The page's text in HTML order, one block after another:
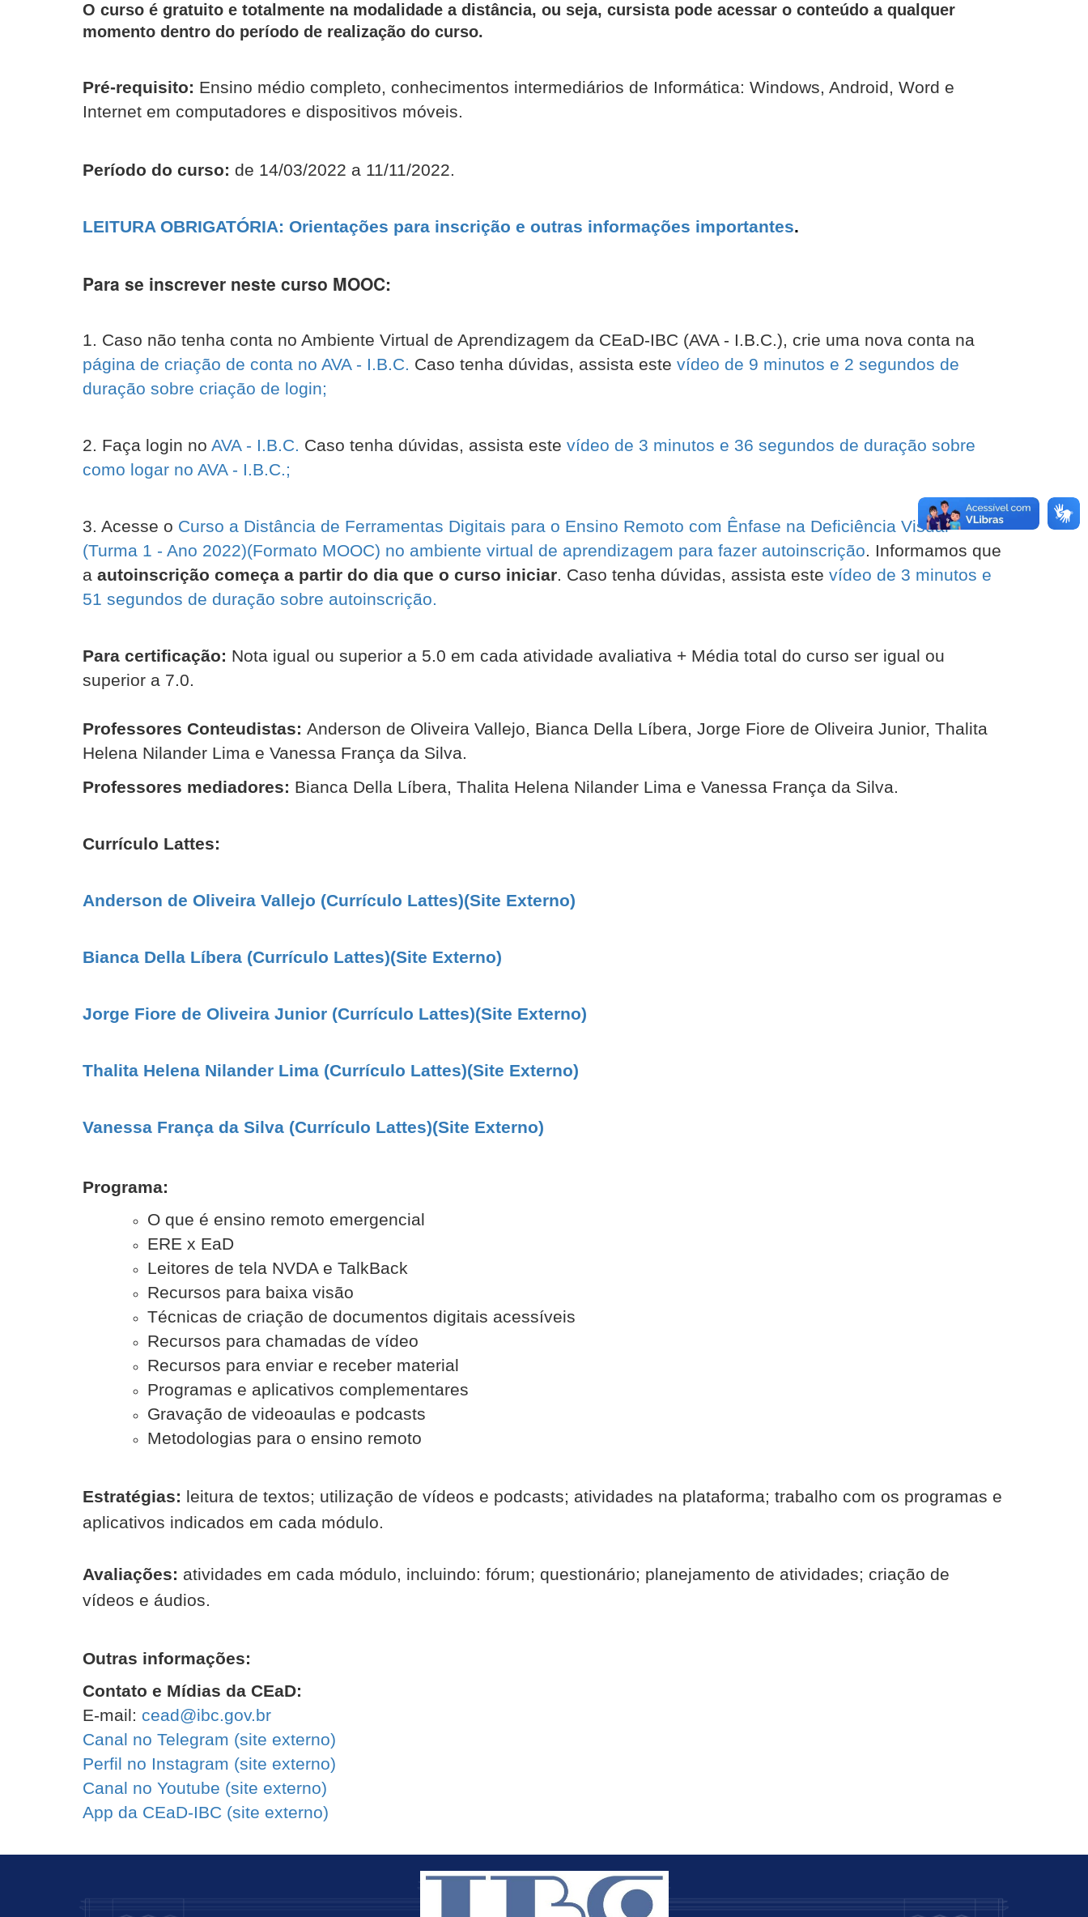
O curso é gratuito e totalmente na modalidade a distância, ou seja, cursista pode acessar o conteúdo a qualquer
momento dentro do período de realização do curso.
Pré-requisito: Ensino médio completo, conhecimentos intermediários de Informática: Windows, Android, Word e
Internet em computadores e dispositivos móveis.
Período do curso: de 14/03/2022 a 11/11/2022.
LEITURA OBRIGATÓRIA: Orientações para inscrição e outras informações importantes.
Para se inscrever neste curso MOOC:
1. Caso não tenha conta no Ambiente Virtual de Aprendizagem da CEaD-IBC (AVA - I.B.C.), crie uma nova conta na
página de criação de conta no AVA - I.B.C. Caso tenha dúvidas, assista este vídeo de 9 minutos e 2 segundos de
duração sobre criação de login;
2. Faça login no AVA - I.B.C. Caso tenha dúvidas, assista este vídeo de 3 minutos e 36 segundos de duração sobre
como logar no AVA - I.B.C.;
3. Acesse o Curso a Distância de Ferramentas Digitais para o Ensino Remoto com Ênfase na Deficiência Visual
(Turma 1 - Ano 2022)(Formato MOOC) no ambiente virtual de aprendizagem para fazer autoinscrição. Informamos que
a autoinscrição começa a partir do dia que o curso iniciar. Caso tenha dúvidas, assista este vídeo de 3 minutos e
51 segundos de duração sobre autoinscrição.
Para certificação: Nota igual ou superior a 5.0 em cada atividade avaliativa + Média total do curso ser igual ou
superior a 7.0.
Professores Conteudistas: Anderson de Oliveira Vallejo, Bianca Della Líbera, Jorge Fiore de Oliveira Junior, Thalita
Helena Nilander Lima e Vanessa França da Silva.
Professores mediadores: Bianca Della Líbera, Thalita Helena Nilander Lima e Vanessa França da Silva.
Currículo Lattes:
Anderson de Oliveira Vallejo (Currículo Lattes)(Site Externo)
Bianca Della Líbera (Currículo Lattes)(Site Externo)
Jorge Fiore de Oliveira Junior (Currículo Lattes)(Site Externo)
Thalita Helena Nilander Lima (Currículo Lattes)(Site Externo)
Vanessa França da Silva (Currículo Lattes)(Site Externo)
Programa:
O que é ensino remoto emergencial
ERE x EaD
Leitores de tela NVDA e TalkBack
Recursos para baixa visão
Técnicas de criação de documentos digitais acessíveis
Recursos para chamadas de vídeo
Recursos para enviar e receber material
Programas e aplicativos complementares
Gravação de videoaulas e podcasts
Metodologias para o ensino remoto
Estratégias: leitura de textos; utilização de vídeos e podcasts; atividades na plataforma; trabalho com os programas e
aplicativos indicados em cada módulo.
Avaliações: atividades em cada módulo, incluindo: fórum; questionário; planejamento de atividades; criação de
vídeos e áudios.
Outras informações:
Contato e Mídias da CEaD:
E-mail: cead@ibc.gov.br
Canal no Telegram (site externo)
Perfil no Instagram (site externo)
Canal no Youtube (site externo)
App da CEaD-IBC (site externo)